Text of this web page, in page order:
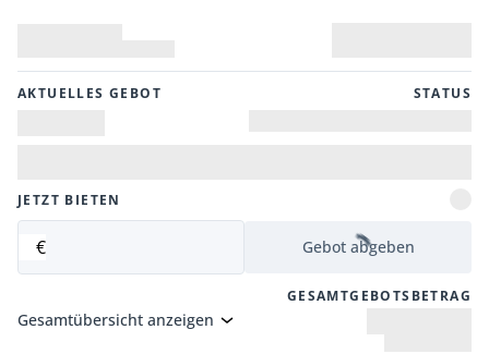
AKTUELLES GEBOT STATUS
JETZT BIETEN
€ Gebot abgeben
GESAMTGEBOTSBETRAG
Gesamtübersicht anzeigen